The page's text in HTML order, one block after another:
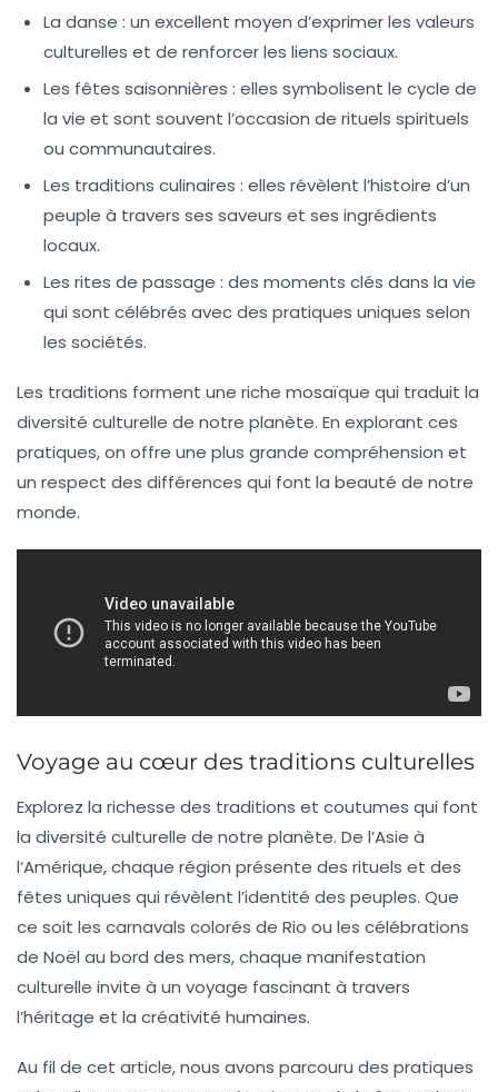
La danse : un excellent moyen d’exprimer les valeurs
culturelles et de renforcer les liens sociaux.
Les fêtes saisonnières : elles symbolisent le cycle de
la vie et sont souvent l’occasion de rituels spirituels
ou communautaires.
Les traditions culinaires : elles révèlent l’histoire d’un
peuple à travers ses saveurs et ses ingrédients
locaux.
Les rites de passage : des moments clés dans la vie
qui sont célébrés avec des pratiques uniques selon
les sociétés.
Les traditions forment une riche mosaïque qui traduit la
diversité culturelle de notre planète. En explorant ces
pratiques, on offre une plus grande compréhension et
un respect des différences qui font la beauté de notre
monde.
Voyage au cœur des traditions culturelles
Explorez la richesse des traditions et coutumes qui font
la diversité culturelle de notre planète. De l’Asie à
l’Amérique, chaque région présente des rituels et des
fêtes uniques qui révèlent l’identité des peuples. Que
ce soit les carnavals colorés de Rio ou les célébrations
de Noël au bord des mers, chaque manifestation
culturelle invite à un voyage fascinant à travers
l’héritage et la créativité humaines.
Au fil de cet article, nous avons parcouru des pratiques